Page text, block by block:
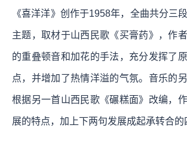
《喜洋洋》创作于1958年，全曲共分三
主题，取材于山西民歌《买膏药》，作
的重叠顿音和加花的手法，充分发挥了
点，并增加了热情洋溢的气氛。音乐的
根据另一首山西民歌《碾糕面》改编，
展的特点，加上下两句发展成起承转合的